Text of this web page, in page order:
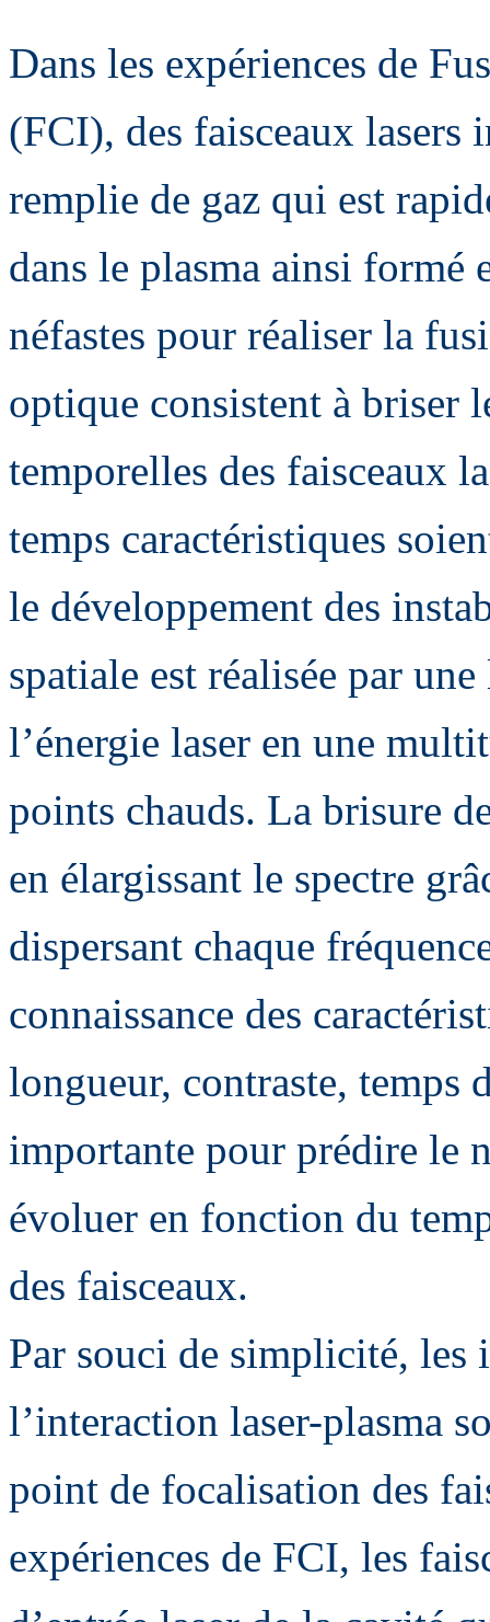
Dans les expériences de
(FCI), des faisceaux lasers
remplie de gaz qui est
dans le plasma ainsi formé
néfastes pour réaliser la
optique consistent à briser
temporelles des faisceaux
temps caractéristiques
le développement des
spatiale est réalisée par
l’énergie laser en une
points chauds. La brisure
en élargissant le spectre
dispersant chaque
connaissance des
longueur, contraste, temps
importante pour prédire le
évoluer en fonction du
des faisceaux.
Par souci de simplicité, les
l’interaction laser-plasma
point de focalisation des
expériences de FCI, les